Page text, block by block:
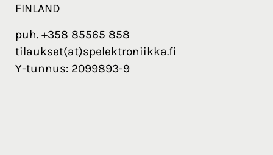
FINLAND
puh. +358 85565 858
tilaukset(at)spelektroniikka.fi
Y-tunnus: 2099893-9